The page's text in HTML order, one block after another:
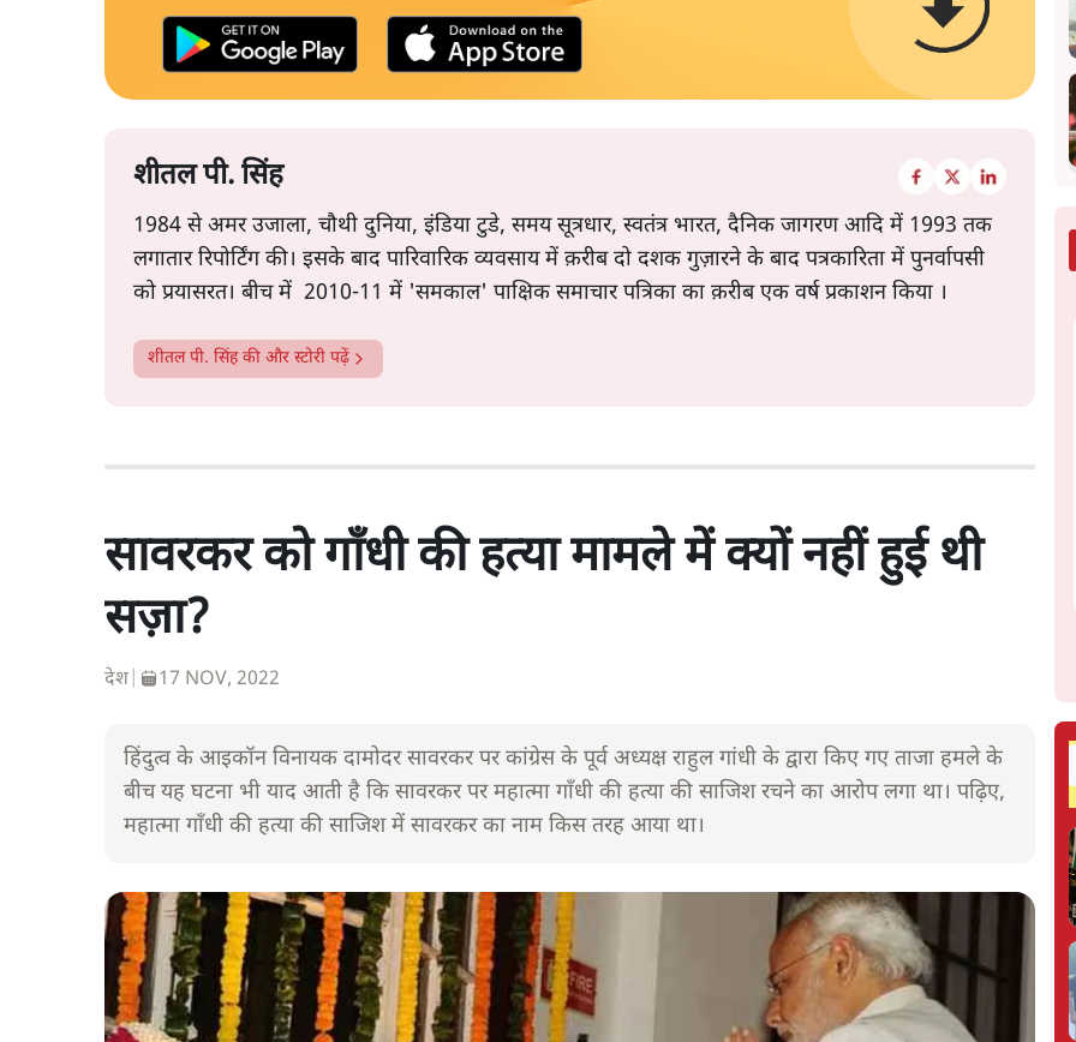
शीतल पी. सिंह
1984 से अमर उजाला, चौथी दुनिया, इंडिया टुडे, समय सूत्रधार, स्वतंत्र भारत, दैनिक जागरण आदि में 1993 तक
लगातार रिपोर्टिंग की। इसके बाद पारिवारिक व्यवसाय में क़रीब दो दशक गुज़ारने के बाद पत्रकारिता में पुनर्वापसी
को प्रयासरत। बीच में 2010-11 में 'समकाल' पाक्षिक समाचार पत्रिका का क़रीब एक वर्ष प्रकाशन किया ।
शीतल पी. सिंहकी और स्टोरी पढ़ें
सावरकर को गाँधी की हत्या मामले में क्यों नहीं हुई थी
सज़ा?
देश 17 NOV, 2022
हिंदुत्व के आइकॉन विनायक दामोदर सावरकर पर कांग्रेस के पूर्व अध्यक्ष राहुल गांधी के द्वारा किए गए ताजा हमले के
बीच यह घटना भी याद आती है कि सावरकर पर महात्मा गाँधी की हत्या की साजिश रचने का आरोप लगा था। पढ़िए,
महात्मा गाँधी की हत्या की साजिश में सावरकर का नाम किस तरह आया था।